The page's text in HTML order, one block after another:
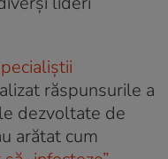
răspunsurile a
dezvoltate de
arătat cum